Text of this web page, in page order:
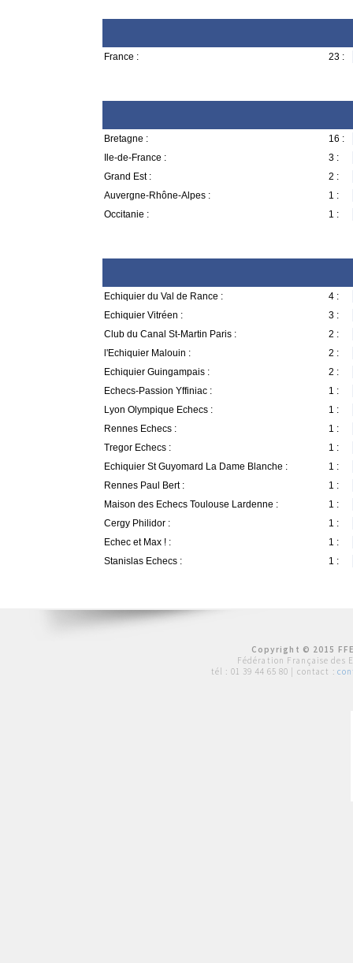
France : 23 :
Bretagne :
16 :
Ile-de-France :
3 :
Grand Est :
2 :
Auvergne-Rhône-Alpes :
1 :
Occitanie :
1 :
Echiquier du Val de Rance :
4 :
Echiquier Vitréen :
3 :
Club du Canal St-Martin Paris :
2 :
l'Echiquier Malouin :
2 :
Echiquier Guingampais :
2 :
Echecs-Passion Yffiniac :
1 :
Lyon Olympique Echecs :
1 :
Rennes Echecs :
1 :
Tregor Echecs :
1 :
Echiquier St Guyomard La Dame Blanche :
1 :
Rennes Paul Bert :
1 :
Maison des Echecs Toulouse Lardenne :
1 :
Cergy Philidor :
1 :
Echec et Max ! :
1 :
Stanislas Echecs :
1 :
Copyright © 2015
Fédération Française des
tél : 01 39 44 65 80 | contact :